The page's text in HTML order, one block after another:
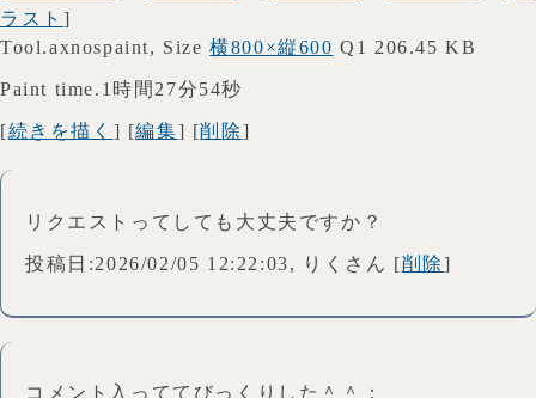
ラスト ]
Tool.axnospaint, Size横800×縦600 Q1 206.45 KB
Paint time.1時間27分54秒
[続きを描く ] [編集] [削除]
リクエストってしても大丈夫ですか？
投稿日:2026/02/05 12:22:03, りくさん [削除]
コメント入っててびっくりした＾＾；